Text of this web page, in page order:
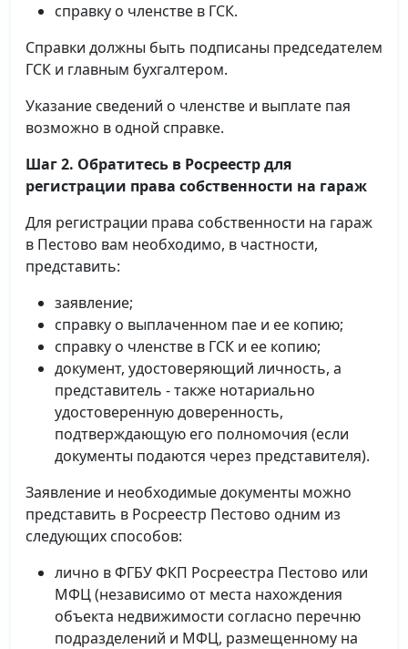
справку о членстве в ГСК.
Справки должны быть подписаны председателем
ГСК и главным бухгалтером.
Указание сведений о членстве и выплате пая
возможно в одной справке.
Шаг 2. Обратитесь в Росреестр для
регистрации права собственности на гараж
Для регистрации права собственности на гараж
в Пестово вам необходимо, в частности,
представить:
заявление;
справку о выплаченном пае и ее копию;
справку о членстве в ГСК и ее копию;
документ, удостоверяющий личность, а
представитель - также нотариально
удостоверенную доверенность,
подтверждающую его полномочия (если
документы подаются через представителя).
Заявление и необходимые документы можно
представить в Росреестр Пестово одним из
следующих способов:
лично в ФГБУ ФКП Росреестра Пестово или
МФЦ (независимо от места нахождения
объекта недвижимости согласно перечню
подразделений и МФЦ, размещенному на